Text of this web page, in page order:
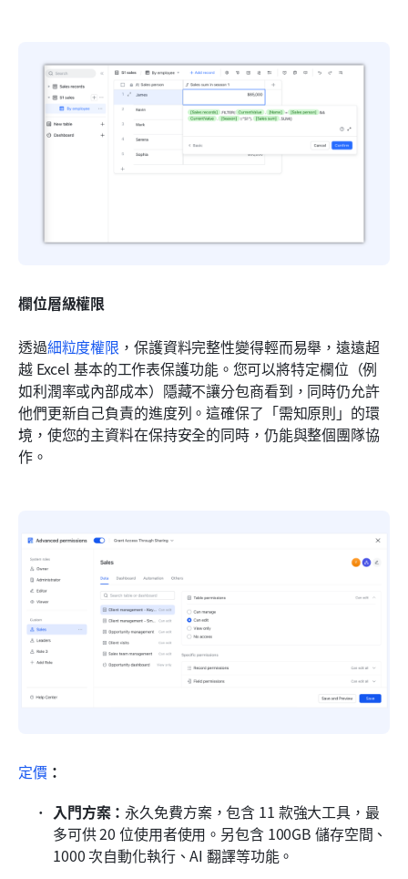
欄位層級權限
透過細粒度權限 ，保護資料完整性變得輕而易舉，遠遠超
越 Excel 基本的工作表保護功能。您可以將特定欄位（例
如利潤率或內部成本）隱藏不讓分包商看到，同時仍允許
他們更新自己負責的進度列。這確保了「需知原則」的環
境，使您的主資料在保持安全的同時，仍能與整個團隊協
作。
定價：
入門方案： 永久免費方案，包含 11 款強大工具，最
多可供 20 位使用者使用。另包含 100GB 儲存空間、
1000 次自動化執行、AI 翻譯等功能。